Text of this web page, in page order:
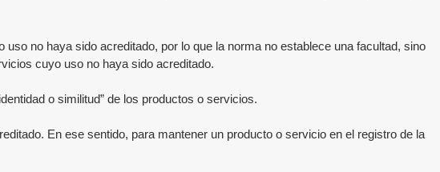
no haya sido acreditado, por lo que la norma no establece una facultad, sino
cuyo uso no haya sido acreditado.
o similitud” de los productos o servicios.
En ese sentido, para mantener un producto o servicio en el registro de la